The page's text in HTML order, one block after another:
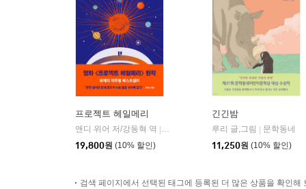
프로젝트 헤일메리
앤디 위어 저/강동혁 역
알에이치코리아(RHK)
19,800원 (10% 할인)
긴긴밤
루리 글,그림
문학동네
11,250원 (10% 할인)
검색 페이지에서 선택된 태그에 등록된 더 많은 상품을 확인해